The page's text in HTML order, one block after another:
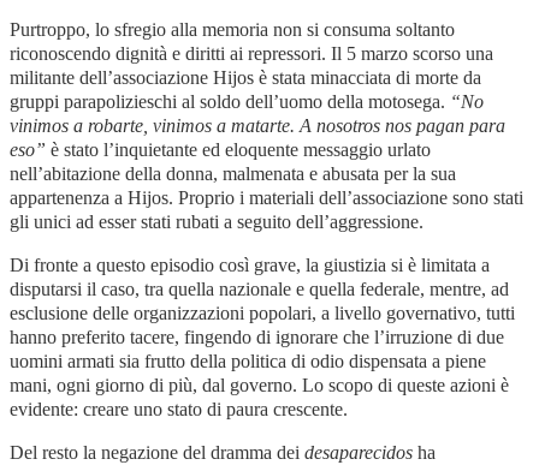
Purtroppo, lo sfregio alla memoria non si consuma soltanto
riconoscendo dignità e diritti ai repressori. Il 5 marzo scorso una
militante dell’associazione Hijos è stata minacciata di morte da
gruppi parapolizieschi al soldo dell’uomo della motosega. “No
vinimos a robarte, vinimos a matarte. A nosotros nos pagan para
eso” è stato l’inquietante ed eloquente messaggio urlato
nell’abitazione della donna, malmenata e abusata per la sua
appartenenza a Hijos. Proprio i materiali dell’associazione sono stati
gli unici ad esser stati rubati a seguito dell’aggressione.
Di fronte a questo episodio così grave, la giustizia si è limitata a
disputarsi il caso, tra quella nazionale e quella federale, mentre, ad
esclusione delle organizzazioni popolari, a livello governativo, tutti
hanno preferito tacere, fingendo di ignorare che l’irruzione di due
uomini armati sia frutto della politica di odio dispensata a piene
mani, ogni giorno di più, dal governo. Lo scopo di queste azioni è
evidente: creare uno stato di paura crescente.
Del resto la negazione del dramma dei desaparecidos ha